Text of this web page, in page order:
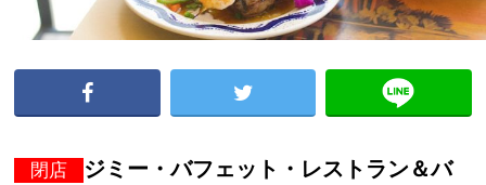
閉店
ジミー・バフェット・レストラン＆バ